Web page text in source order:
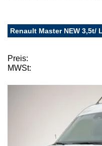
Renault Master NEW 3,5t/
Preis:
MWSt: